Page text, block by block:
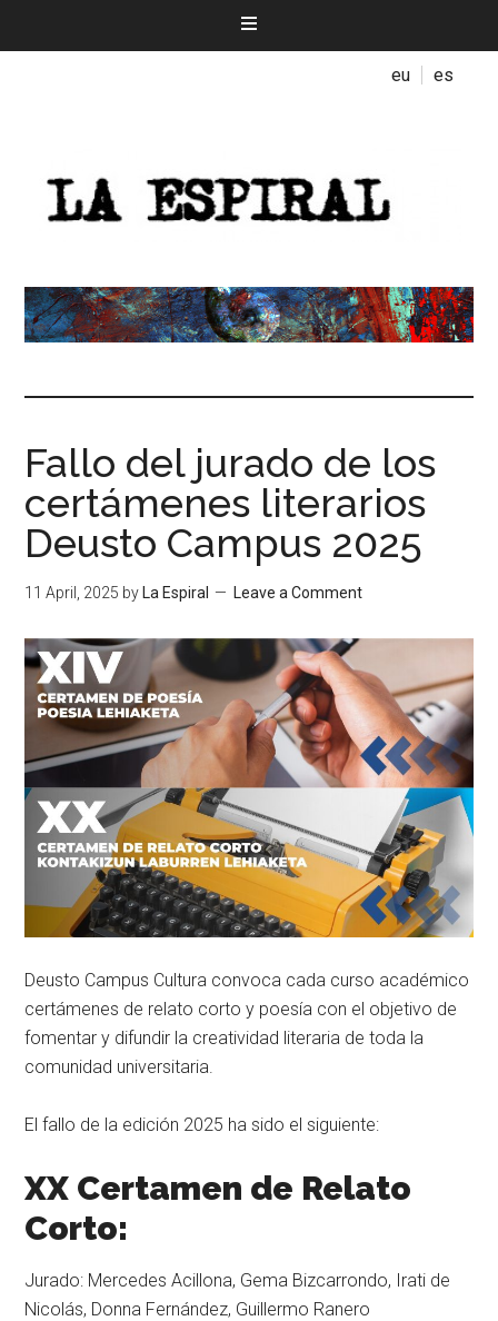
eu es
Fallo del jurado de los
certámenes literarios
Deusto Campus 2025
11 April, 2025 by La Espiral Leave a Comment
Deusto Campus Cultura convoca cada curso académico
certámenes de relato corto y poesía con el objetivo de
fomentar y difundir la creatividad literaria de toda la
comunidad universitaria.
El fallo de la edición 2025 ha sido el siguiente:
XX Certamen de Relato
Corto:
Jurado: Mercedes Acillona, Gema Bizcarrondo, Irati de
Nicolás, Donna Fernández, Guillermo Ranero